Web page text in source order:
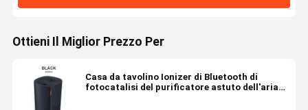
Ottieni Il Miglior Prezzo Per
Casa da tavolino Ionizer di Bluetooth di
fotocatalisi del purificatore astuto dell'aria